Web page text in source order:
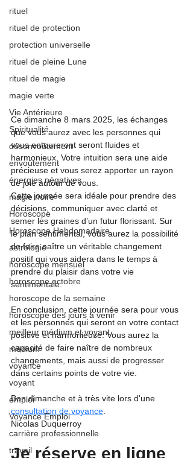
rituel
rituel de protection
protection universelle
rituel de pleine Lune
rituel de magie
magie verte
Vie Antérieure
Spiritualité
désenvoûtement
envoûtement
énergies négatives
magie noire
Horoscope
Horoscope Hebdomadaire
astrologie
horoscope mensuel
horoscope octobre
horoscope de la semaine
horoscope des jours à venir
meilleur médium et voyant
médium
voyance
voyant
emploi
Voyance Emploi
carrière professionnelle
travail
Ce dimanche 8 mars 2025, les échanges
que vous aurez avec les personnes qui
vous entoureront seront fluides et
harmonieux. Votre intuition sera une aide
précieuse et vous serez apporter un rayon
de joie autour de vous.
Cette journée sera idéale pour prendre des
décisions, communiquer avec clarté et
semer les graines d’un futur florissant. Sur
le plan sentimental, vous aurez la possibilité
de faire naître un véritable changement
positif qui vous aidera dans le temps à
prendre du plaisir dans votre vie
sentimentale.
En conclusion, cette journée sera pour vous
et les personnes qui seront en votre contact
positive et harmonieuse. Vous aurez la
capacité de faire naître de nombreux
changements, mais aussi de progresser
dans certains points de votre vie.
Bon dimanche et à très vite lors d'une
consultation de voyance.
Nicolas Duquerroy
Je réserve en ligne